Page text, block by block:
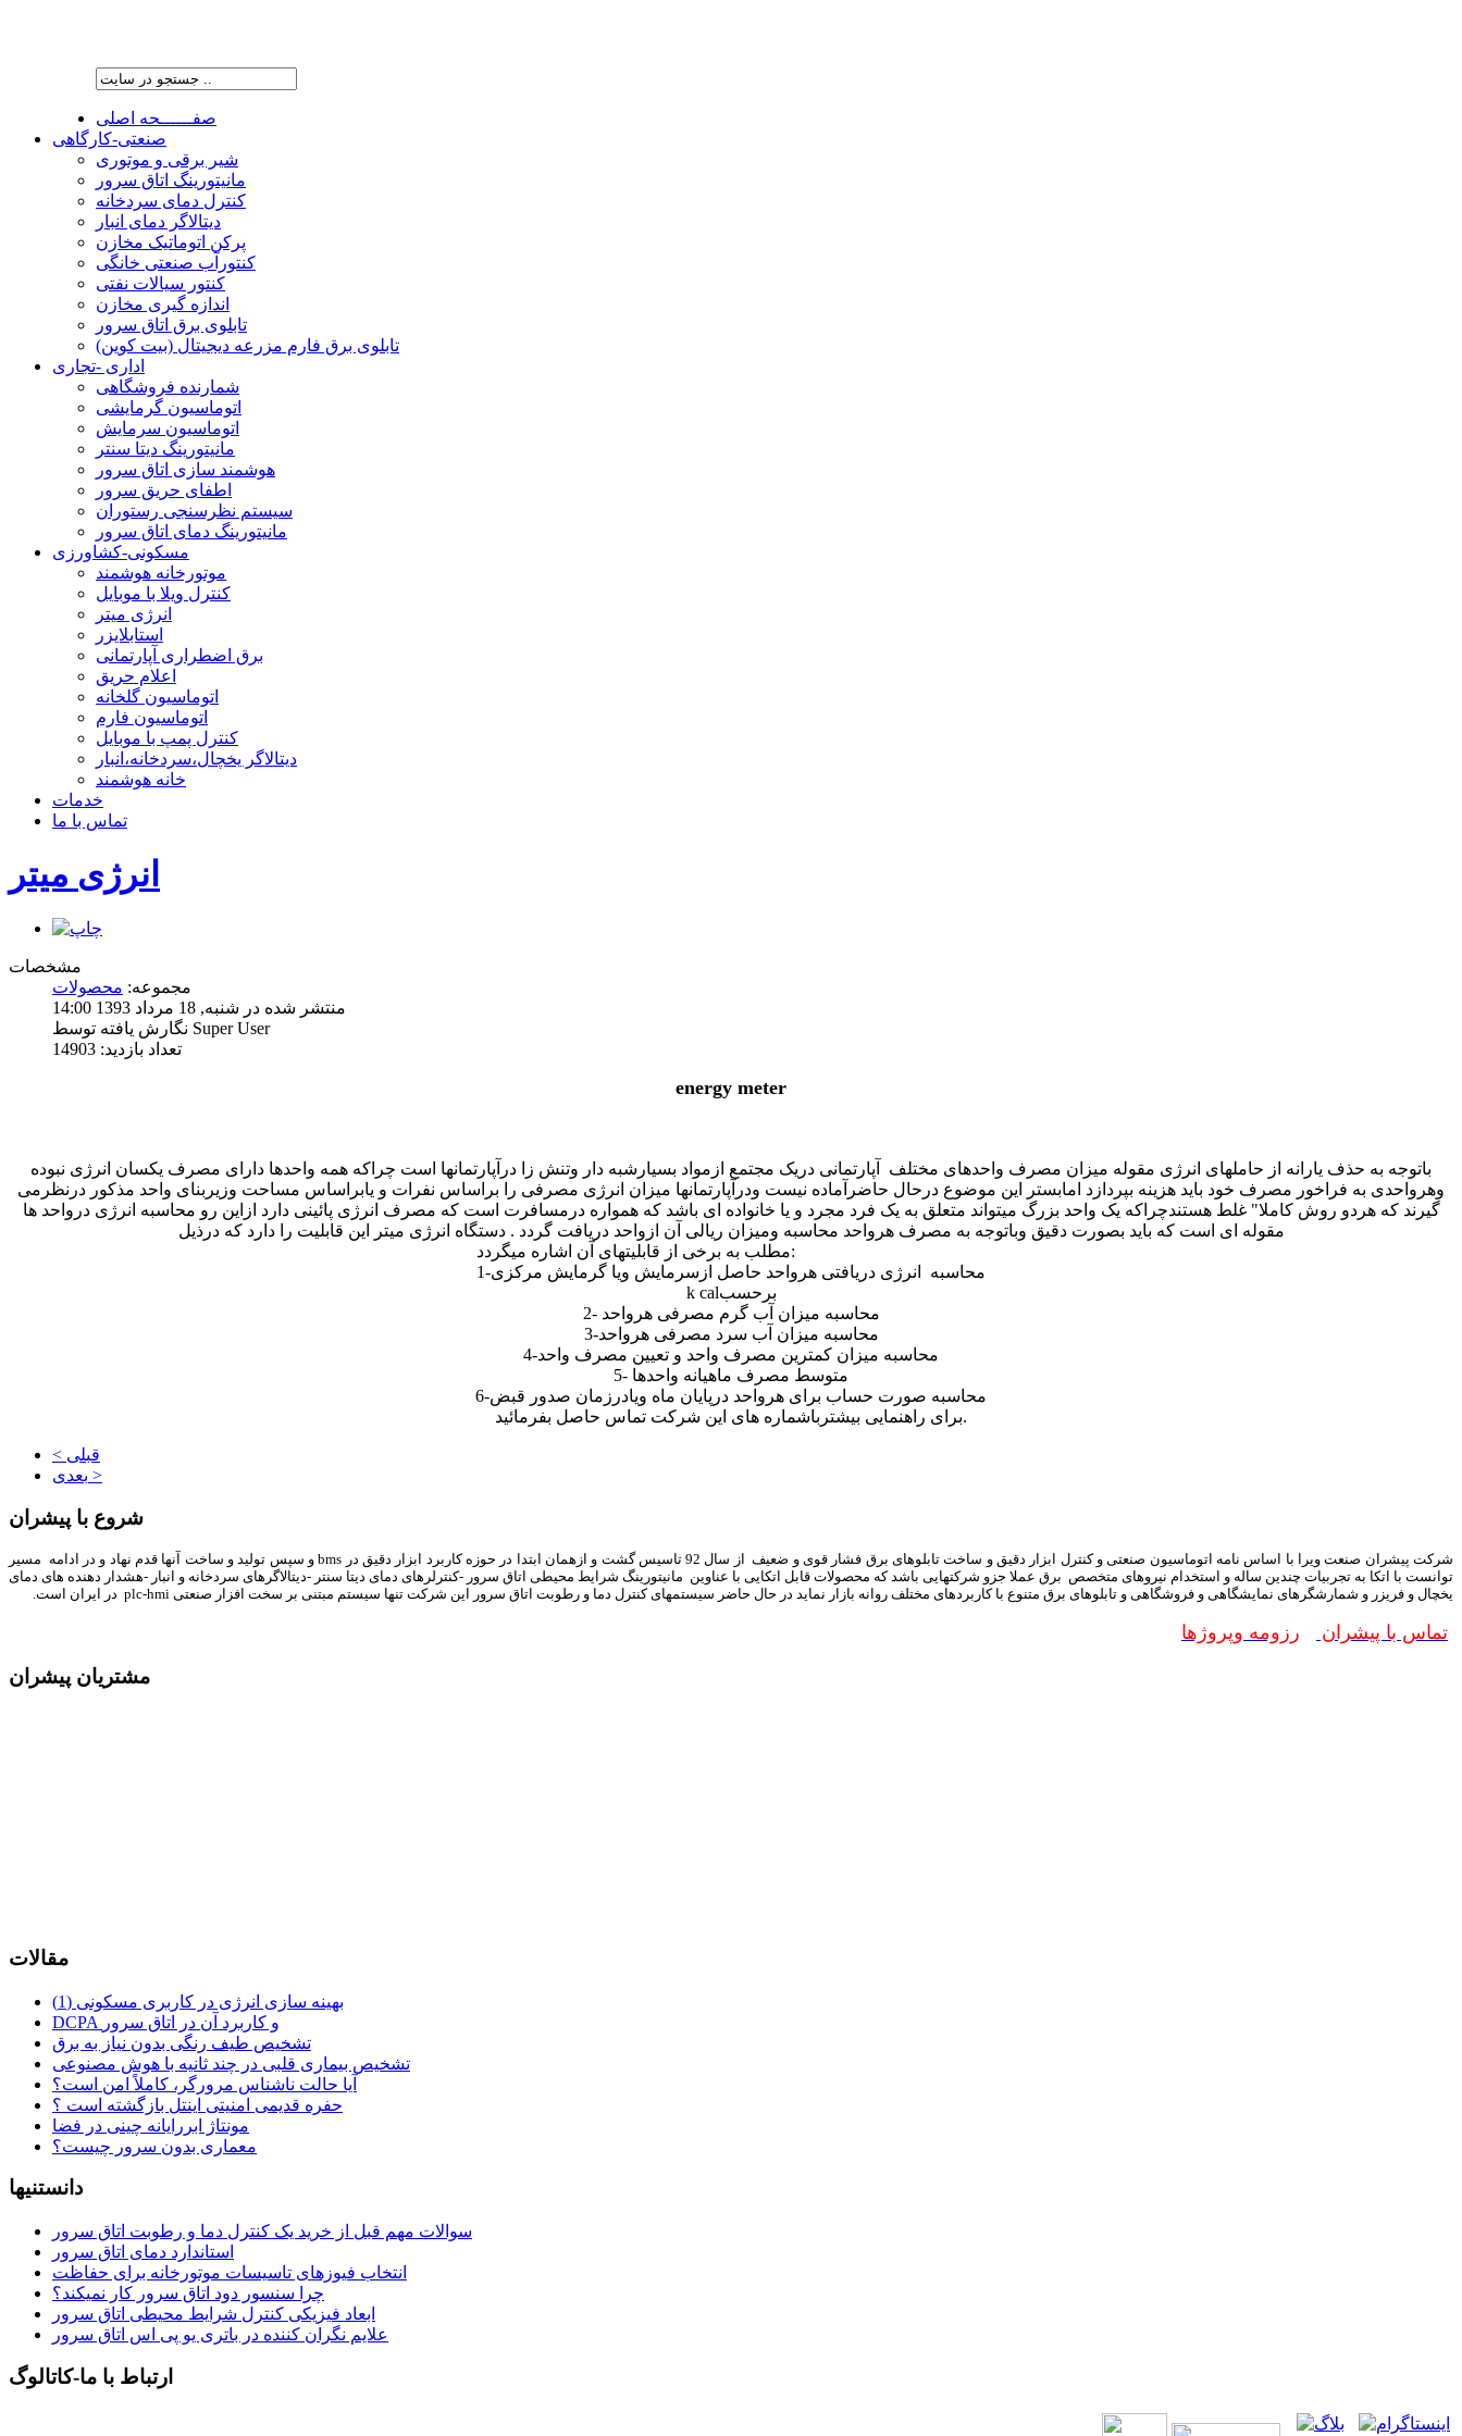
صفــــــحه اصلی
صنعتی-کارگاهی
شیر برقی و موتوری
مانیتورینگ اتاق سرور
کنترل دمای سردخانه
دیتالاگر دمای انبار
پرکن اتوماتیک مخازن
کنتورآب صنعتی خانگی
کنتور سیالات نفتی
اندازه گیری مخازن
تابلوی برق اتاق سرور
تابلوی برق فارم مزرعه دیجیتال (بیت کوین)
اداری -تجاری
شمارنده فروشگاهی
اتوماسیون گرمایشی
اتوماسیون سرمایش
مانیتورینگ دیتا سنتر
هوشمند سازی اتاق سرور
اطفای حریق سرور
سیستم نظرسنجی رستوران
مانیتورینگ دمای اتاق سرور
مسکونی-کشاورزی
موتورخانه هوشمند
کنترل ویلا با موبایل
انرژی میتر
استابلایزر
برق اضطراری آپارتمانی
اعلام حریق
اتوماسیون گلخانه
اتوماسیون فارم
کنترل پمپ با موبایل
دیتالاگر یخچال،سردخانه،انبار
خانه هوشمند
خدمات
تماس با ما
انرژی میتر
مشخصات
مجموعه: محصولات
منتشر شده در شنبه, 18 مرداد 1393 14:00
نگارش یافته توسط Super User
تعداد بازدید: 14903
energy meter
باتوجه به حذف یارانه از حاملهای انرژی مقوله میزان مصرف واحدهای مختلف آپارتمانی دریک مجتمع ازمواد بسیارشبه دار وتنش زا درآپارتمانها است چراکه همه واحدها دارای مصرف یکسان انرژی نبوده
وهرواحدی به فراخور مصرف خود باید هزینه بپردازد امابستر این موضوع درحال حاضرآماده نیست ودرآپارتمانها میزان انرژی مصرفی را براساس نفرات و یابراساس مساحت وزیربنای واحد مذکور درنظرمی
گیرند که هردو روش کاملا" غلط هستندچراکه یک واحد بزرگ میتواند متعلق به یک فرد مجرد و یا خانواده ای باشد که همواره درمسافرت است که مصرف انرژی پائینی دارد ازاین رو محاسبه انرژی درواحد ها
مقوله ای است که باید بصورت دقیق وباتوجه به مصرف هرواحد محاسبه ومیزان ریالی آن ازواحد دریافت گردد . دستگاه انرژی میتر این قابلیت را دارد که درذیل
مطلب به برخی از قابلیتهای آن اشاره میگردد:
1-محاسبه انرژی دریافتی هرواحد حاصل ازسرمایش ویا گرمایش مرکزی
k calبرحسب
2- محاسبه میزان آب گرم مصرفی هرواحد
3-محاسبه میزان آب سرد مصرفی هرواحد
4-محاسبه میزان کمترین مصرف واحد و تعیین مصرف واحد
5- متوسط مصرف ماهیانه واحدها
6-محاسبه صورت حساب برای هرواحد درپایان ماه ویادرزمان صدور قبض
برای راهنمایی بیشترباشماره های این شرکت تماس حاصل بفرمائید.
< قبلی
بعدی >
شروع با پیشران
شرکت پیشران صنعت ویرا با اساس نامه اتوماسیون صنعتی و کنترل ابزار دقیق و ساخت تابلوهای برق فشار قوی و ضعیف از سال 92 تاسیس گشت و ازهمان ابتدا در حوزه کاربرد ابزار دقیق در bms و سپس تولید و ساخت آنها قدم نهاد و در ادامه مسیر
توانست با اتکا به تجربیات چندین ساله و استخدام نیروهای متخصص برق عملا جزو شرکتهایی باشد که محصولات قابل اتکایی با عناوین مانیتورینگ شرایط محیطی اتاق سرور -کنترلرهای دمای دیتا سنتر -دیتالاگرهای سردخانه و انبار -هشدار دهنده های دمای
یخچال و فریزر و شمارشگرهای نمایشگاهی و فروشگاهی و تابلوهای برق متنوع با کاربردهای مختلف روانه بازار نماید در حال حاضر سیستمهای کنترل دما و رطوبت اتاق سرور این شرکت تنها سیستم مبتنی بر سخت افزار صنعتی plc-hmi در ایران است.
تماس با پیشران رزومه وپروژها
مشتریان پیشران
مقالات
بهینه سازی انرژی در کاربری مسکونی (1)
DCPA و کاربرد آن در اتاق سرور
تشخیص طیف رنگی بدون نیاز به برق
تشخیص بیماری قلبی در چند ثانیه با هوش مصنوعی
آیا حالت ناشناس مرورگر، کاملاً امن است؟
حفره قدیمی امنیتی اینتل بازگشته است ؟
مونتاژ ابررایانه چینی در فضا
معماری بدون سرور چیست؟
دانستنیها
سوالات مهم قبل از خرید یک کنترل دما و رطوبت اتاق سرور
استاندارد دمای اتاق سرور
انتخاب فیوزهای تاسیسات موتورخانه برای حفاظت
چرا سنسور دود اتاق سرور کار نمیکند؟
ابعاد فیزیکی کنترل شرایط محیطی اتاق سرور
علایم نگران کننده در باتری یو پی اس اتاق سرور
ارتباط با ما-کاتالوگ